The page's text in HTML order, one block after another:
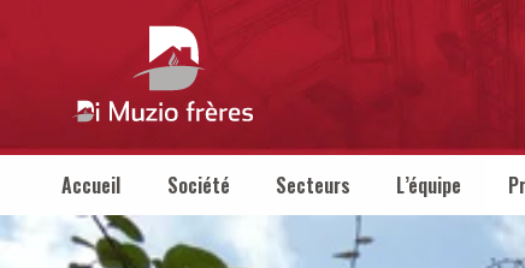
Accueil Société Secteurs L’équipe